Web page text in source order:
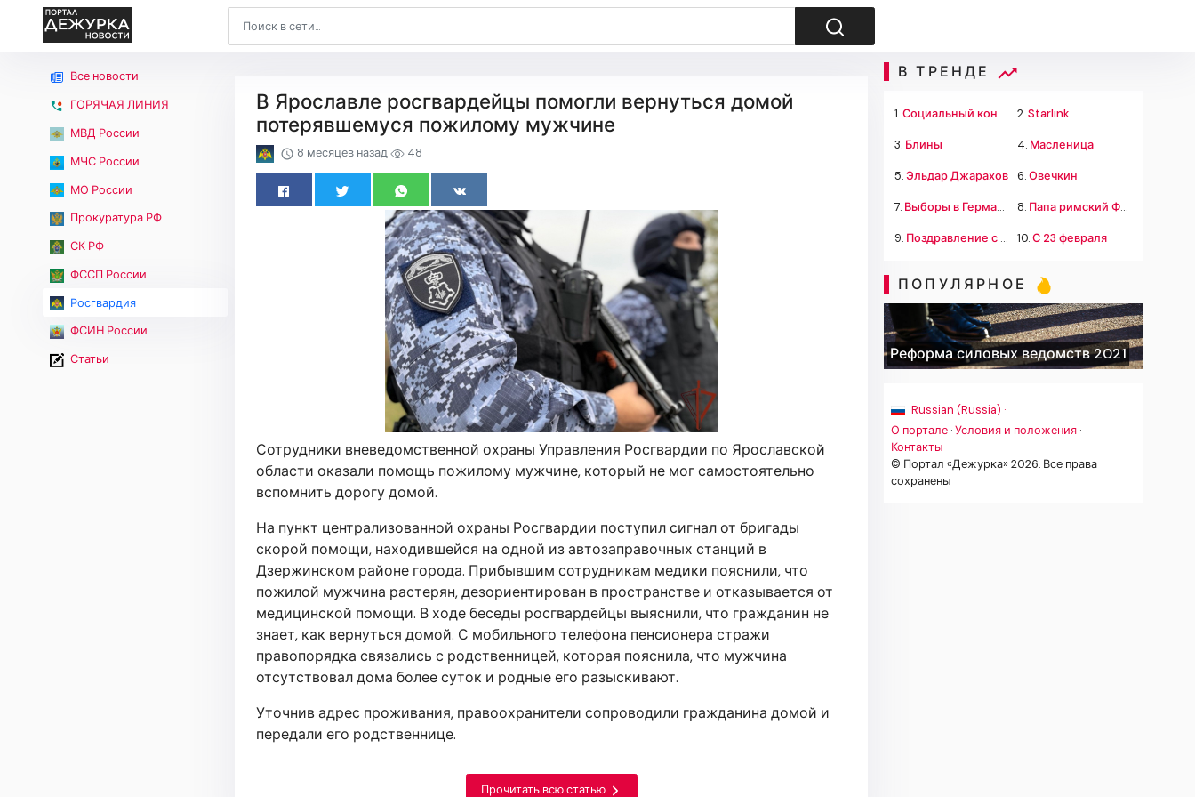
Все новости
ГОРЯЧАЯ ЛИНИЯ
МВД России
МЧС России
МО России
Прокуратура РФ
СК РФ
ФССП России
Росгвардия
ФСИН России
Статьи
В Ярославле росгвардейцы помогли вернуться домой
потерявшемуся пожилому мужчине
8 месяцев назад 48
Сотрудники вневедомственной охраны Управления Росгвардии по Ярославской
области оказали помощь пожилому мужчине, который не мог самостоятельно
вспомнить дорогу домой.
На пункт централизованной охраны Росгвардии поступил сигнал от бригады
скорой помощи, находившейся на одной из автозаправочных станций в
Дзержинском районе города. Прибывшим сотрудникам медики пояснили, что
пожилой мужчина растерян, дезориентирован в пространстве и отказывается от
медицинской помощи. В ходе беседы росгвардейцы выяснили, что гражданин не
знает, как вернуться домой. С мобильного телефона пенсионера стражи
правопорядка связались с родственницей, которая пояснила, что мужчина
отсутствовал дома более суток и родные его разыскивают.
Уточнив адрес проживания, правоохранители сопроводили гражданина домой и
передали его родственнице.
Прочитать всю статью
В ТРЕНДЕ
1.Социальный контракт 2.Starlink
3. Блины 4. Масленица
5.Эльдар Джарахов 6.Овечкин
7. Выборы в Германии 8. Папа римский Франциск
9. Поздравление с 23 февраля 10.С 23 февраля
ПОПУЛЯРНОЕ
Реформа силовых ведомств 2021
Russian (Russia) ·
О портале ·Условия и положения ·
Контакты
© Портал «Дежурка» 2026. Все права
сохранены